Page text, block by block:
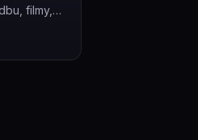
filmy,
uživatele